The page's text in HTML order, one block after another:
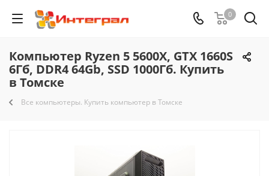
0
Компьютер Ryzen 5 5600X, GTX 1660S
6Гб, DDR4 64Gb, SSD 1000Гб. Купить
в Томске
Все компьютеры. Купить компьютер в Томске